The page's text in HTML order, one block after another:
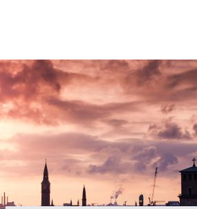
Valg
til
lokaludvalg
Københavns
Kommune